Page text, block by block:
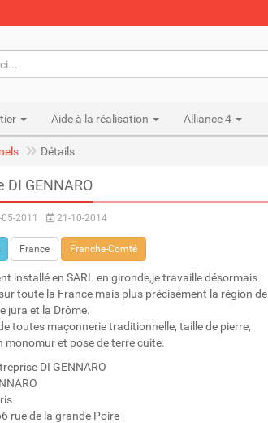
Aide à la réalisation Alliance 4
Détails
DI GENNARO
2011 21-10-2014
France Franche-Comté
installé en SARL en gironde,je travaille désormais
toute la France mais plus précisément la région de
jura et la Drôme.
toutes maçonnerie traditionnelle, taille de pierre,
et pose de terre cuite.
DI GENNARO
rue de la grande Poire